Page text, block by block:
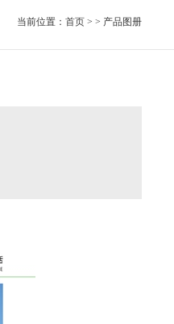
当前位置： 首页> > 产品图册